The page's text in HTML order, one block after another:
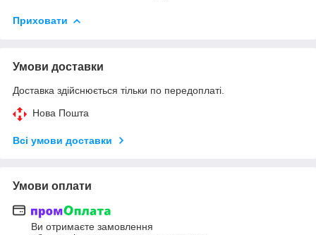
Приховати
Умови доставки
Доставка здійснюється тільки по передоплаті.
Нова Пошта
Всі умови доставки
Умови оплати
Ви отримаєте замовлення